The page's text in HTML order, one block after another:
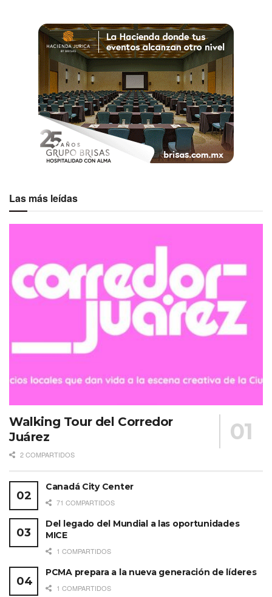
Las más leídas
Walking Tour del Corredor
Juárez
2 COMPARTIDOS
Canadá City Center
71 COMPARTIDOS
Del legado del Mundial a las oportunidades
MICE
1 COMPARTIDOS
PCMA prepara a la nueva generación de líderes
1 COMPARTIDOS